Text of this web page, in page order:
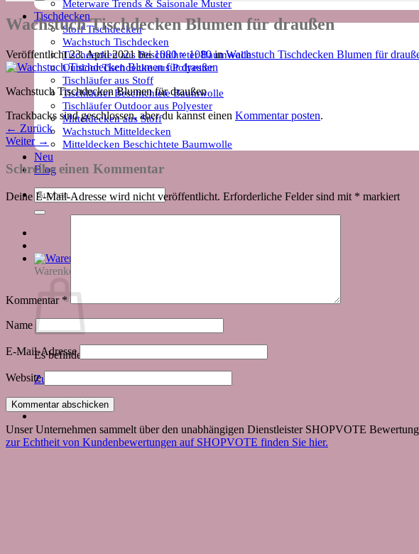
Meterware Trends & Saisonale Muster
Tischdecken
Stoff Tischdecken
Wachstuch Tischdecken
Tischdecken aus Beschichteter Baumwolle
Outdoor Tischdecke aus Polyester
Tischläufer aus Stoff
Tischläufer Beschichtete Baumwolle
Tischläufer Outdoor aus Polyester
Mitteldecken aus Stoff
Wachstuch Mitteldecken
Mitteldecken Beschichtete Baumwolle
Neu
Blog
Suchen
nach:
Warenkorb
Es befinden sich keine Produkte im Warenkorb.
Zurück zum Shop
Wachstuch Tischdecken Blumen für draußen
Veröffentlicht23. April 2021bei1080 × 1080inWachstuch Tischdecken Blumen für
Wachstuch Tischdecken Blumen für draußen
Trackbacks sind geschlossen, aber du kannst einen Kommentar posten.
← Zurück
Weiter →
Schreibe einen Kommentar
Deine E-Mail-Adresse wird nicht veröffentlicht. Erforderliche Felder sind mit * markiert
Kommentar *
Name
E-Mail-Adresse
Website
Unser Unternehmen sammelt über den unabhängigen Dienstleister SHOPVOTE
zur Echtheit von Kundenbewertungen auf SHOPVOTE finden Sie hier.